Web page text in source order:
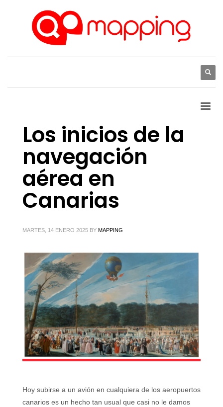
Los inicios de la
navegación
aérea en
Canarias
MARTES, 14 ENERO 2025 BY MAPPING
Hoy subirse a un avión en cualquiera de los aeropuertos
canarios es un hecho tan usual que casi no le damos